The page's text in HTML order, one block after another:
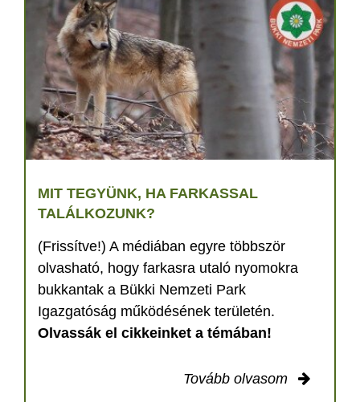
MIT TEGYÜNK, HA FARKASSAL
TALÁLKOZUNK?
(Frissítve!) A médiában egyre többször
olvasható, hogy farkasra utaló nyomokra
bukkantak a Bükki Nemzeti Park
Igazgatóság működésének területén.
Olvassák el cikkeinket a témában!
Tovább olvasom